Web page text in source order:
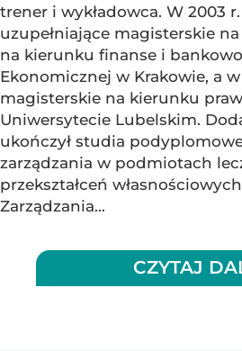
trener i wykładowca. W 2003
uzupełniające magisterskie
na kierunku finanse i
Ekonomicznej w Krakowie, a
magisterskie na kierunku
Uniwersytecie Lubelskim.
ukończył studia
zarządzania w podmiotach
przekształceń
Zarządzania...
CZYTAJ